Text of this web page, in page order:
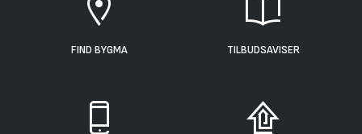
FIND BYGMA TILBUDSAVISER